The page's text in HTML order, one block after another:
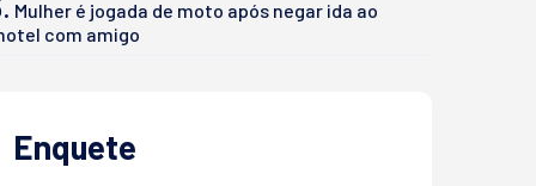
Mulher é jogada de moto após negar ida ao
com amigo
Enquete